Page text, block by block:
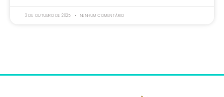
3 DE OUTUBRO DE 2025 NENHUM COMENTÁRIO